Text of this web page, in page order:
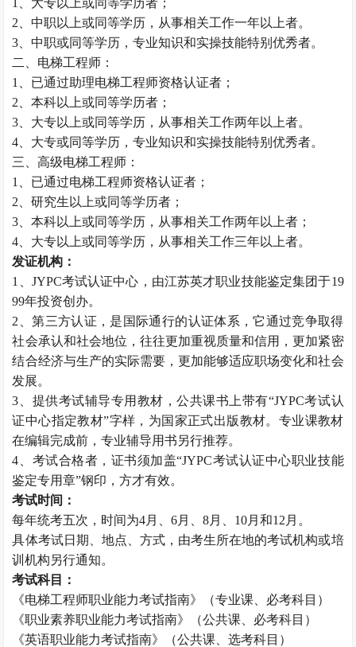
1、大专以上或同等学历者；
2、中职以上或同等学历，从事相关工作一年以上者。
3、中职或同等学历，专业知识和实操技能特别优秀者。
二、电梯工程师：
1、已通过助理电梯工程师资格认证者；
2、本科以上或同等学历者；
3、大专以上或同等学历，从事相关工作两年以上者。
4、大专或同等学历，专业知识和实操技能特别优秀者。
三、高级电梯工程师：
1、已通过电梯工程师资格认证者；
2、研究生以上或同等学历者；
3、本科以上或同等学历，从事相关工作两年以上者；
4、大专以上或同等学历，从事相关工作三年以上者。
发证机构：
1、JYPC考试认证中心，由江苏英才职业技能鉴定集团于19
99年投资创办。
2、第三方认证，是国际通行的认证体系，它通过竞争取得
社会承认和社会地位，往往更加重视质量和信用，更加紧密
结合经济与生产的实际需要，更加能够适应职场变化和社会
发展。
3、提供考试辅导专用教材，公共课书上带有“JYPC考试认
证中心指定教材”字样，为国家正式出版教材。专业课教材
在编辑完成前，专业辅导用书另行推荐。
4、考试合格者，证书须加盖“JYPC考试认证中心职业技能
鉴定专用章”钢印，方才有效。
考试时间：
每年统考五次，时间为4月、6月、8月、10月和12月。
具体考试日期、地点、方式，由考生所在地的考试机构或培
训机构另行通知。
考试科目：
《电梯工程师职业能力考试指南》（专业课、必考科目）
《职业素养职业能力考试指南》（公共课、必考科目）
《英语职业能力考试指南》（公共课、选考科目）